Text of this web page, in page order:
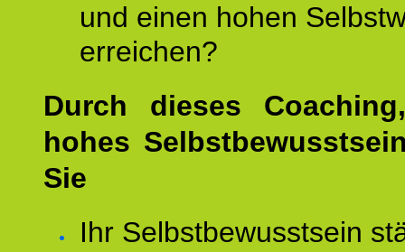
und einen hohen
erreichen?
Durch dieses
hohes
Sie
Ihr Selbstbewusstsein